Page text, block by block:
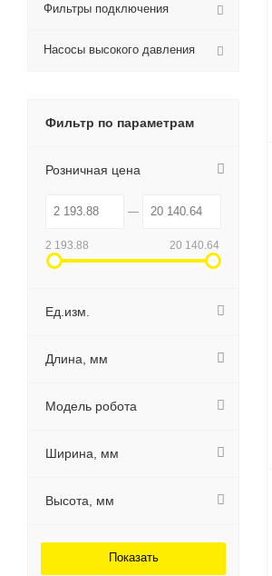
Фильтры подключения
Насосы высокого давления
Фильтр по параметрам
Розничная цена
2 193.88 20 140.64
Ед.изм.
Длина, мм
Модель робота
Ширина, мм
Высота, мм